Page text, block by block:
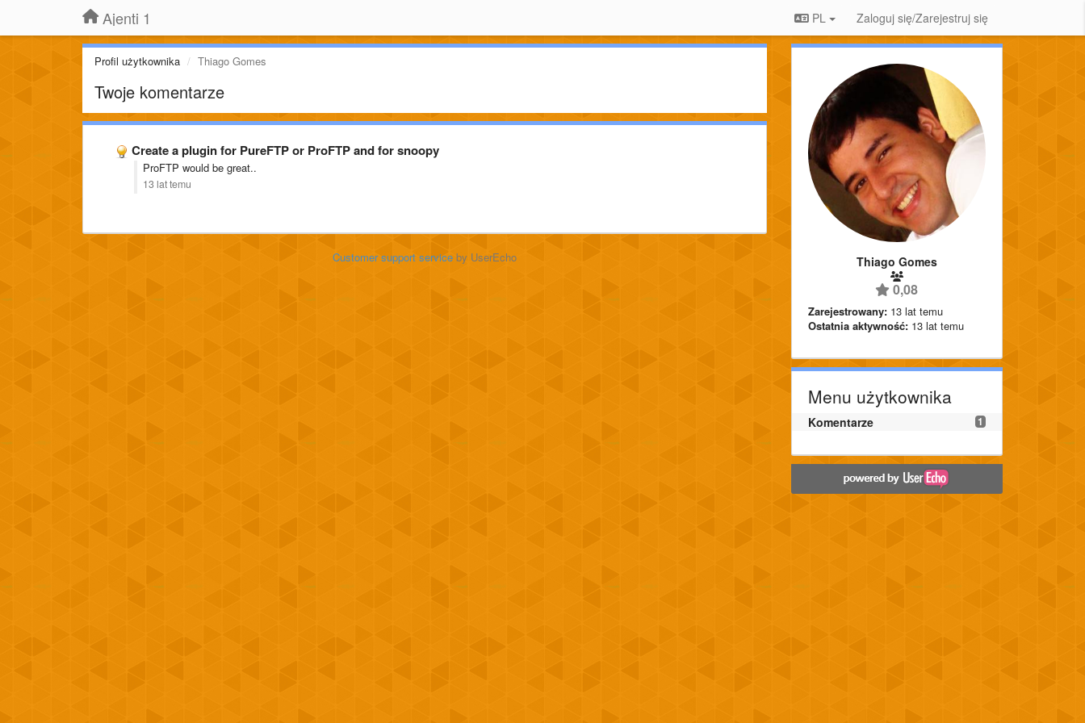
Ajenti 1 PL Zaloguj się/Zarejestruj się
Profil użytkownika Thiago Gomes
Twoje komentarze
Create a plugin for PureFTP or ProFTP and for snoopy
ProFTP would be great..
13 lat temu
Customer support serviceby UserEcho Thiago Gomes
0,08
Zarejestrowany: 13 lat temu
Ostatnia aktywność: 13 lat temu
Menu użytkownika
1
Komentarze